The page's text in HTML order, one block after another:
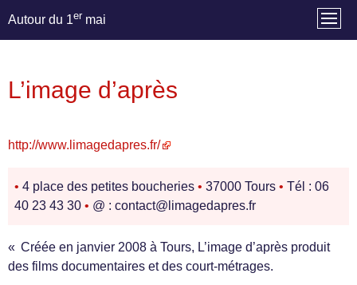
Autour du 1er mai
L’image d’après
http://www.limagedapres.fr/
• 4 place des petites boucheries • 37000 Tours • Tél : 06
40 23 43 30 • @ : contact@limagedapres.fr
« Créée en janvier 2008 à Tours, L’image d’après produit
des films documentaires et des court-métrages.